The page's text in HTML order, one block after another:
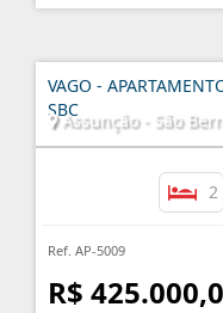
VAGO -
SBC
Assunção - São
2
Ref. AP-5009
R$